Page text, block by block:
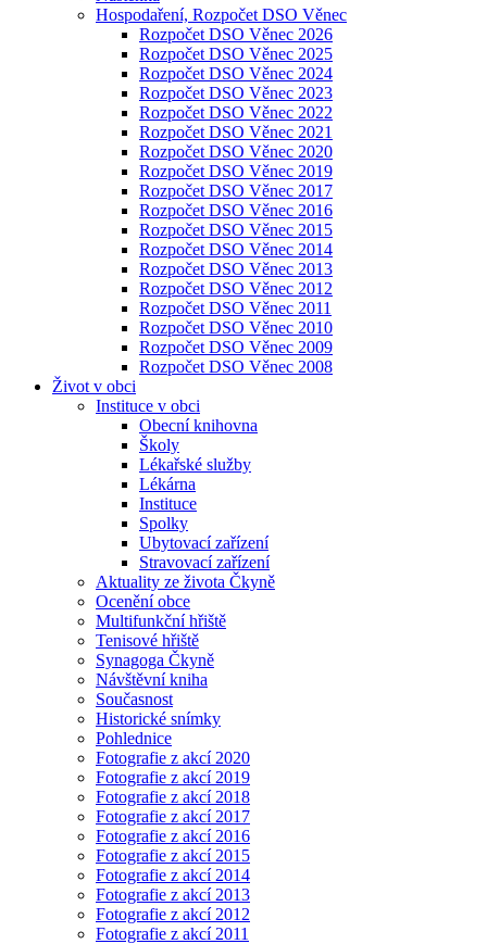
Hospodaření, Rozpočet DSO Věnec
Rozpočet DSO Věnec 2026
Rozpočet DSO Věnec 2025
Rozpočet DSO Věnec 2024
Rozpočet DSO Věnec 2023
Rozpočet DSO Věnec 2022
Rozpočet DSO Věnec 2021
Rozpočet DSO Věnec 2020
Rozpočet DSO Věnec 2019
Rozpočet DSO Věnec 2017
Rozpočet DSO Věnec 2016
Rozpočet DSO Věnec 2015
Rozpočet DSO Věnec 2014
Rozpočet DSO Věnec 2013
Rozpočet DSO Věnec 2012
Rozpočet DSO Věnec 2011
Rozpočet DSO Věnec 2010
Rozpočet DSO Věnec 2009
Rozpočet DSO Věnec 2008
Život v obci
Instituce v obci
Obecní knihovna
Školy
Lékařské služby
Lékárna
Instituce
Spolky
Ubytovací zařízení
Stravovací zařízení
Aktuality ze života Čkyně
Ocenění obce
Multifunkční hřiště
Tenisové hřiště
Synagoga Čkyně
Návštěvní kniha
Současnost
Historické snímky
Pohlednice
Fotografie z akcí 2020
Fotografie z akcí 2019
Fotografie z akcí 2018
Fotografie z akcí 2017
Fotografie z akcí 2016
Fotografie z akcí 2015
Fotografie z akcí 2014
Fotografie z akcí 2013
Fotografie z akcí 2012
Fotografie z akcí 2011